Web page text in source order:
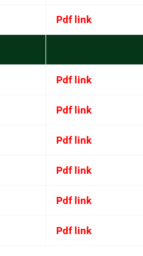
Pdf link
Pdf link
Pdf link
Pdf link
Pdf link
Pdf link
Pdf link